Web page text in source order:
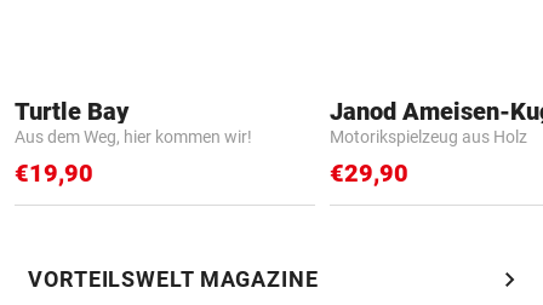
Turtle Bay
Aus dem Weg, hier kommen wir!
€19,90
Janod Ameisen-
Motorikspielzeug aus Holz
€29,90
VORTEILSWELT MAGAZINE chevron_right